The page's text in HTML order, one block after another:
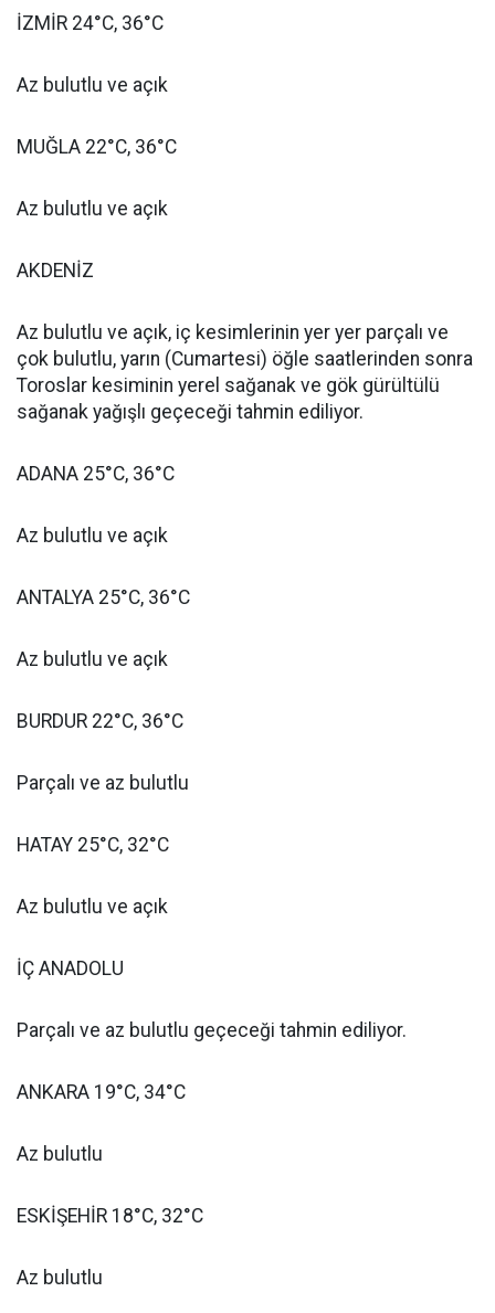
İZMİR 24°C, 36°C
Az bulutlu ve açık
MUĞLA 22°C, 36°C
Az bulutlu ve açık
AKDENİZ
Az bulutlu ve açık, iç kesimlerinin yer yer parçalı ve
çok bulutlu, yarın (Cumartesi) öğle saatlerinden sonra
Toroslar kesiminin yerel sağanak ve gök gürültülü
sağanak yağışlı geçeceği tahmin ediliyor.
ADANA 25°C, 36°C
Az bulutlu ve açık
ANTALYA 25°C, 36°C
Az bulutlu ve açık
BURDUR 22°C, 36°C
Parçalı ve az bulutlu
HATAY 25°C, 32°C
Az bulutlu ve açık
İÇ ANADOLU
Parçalı ve az bulutlu geçeceği tahmin ediliyor.
ANKARA 19°C, 34°C
Az bulutlu
ESKİŞEHİR 18°C, 32°C
Az bulutlu